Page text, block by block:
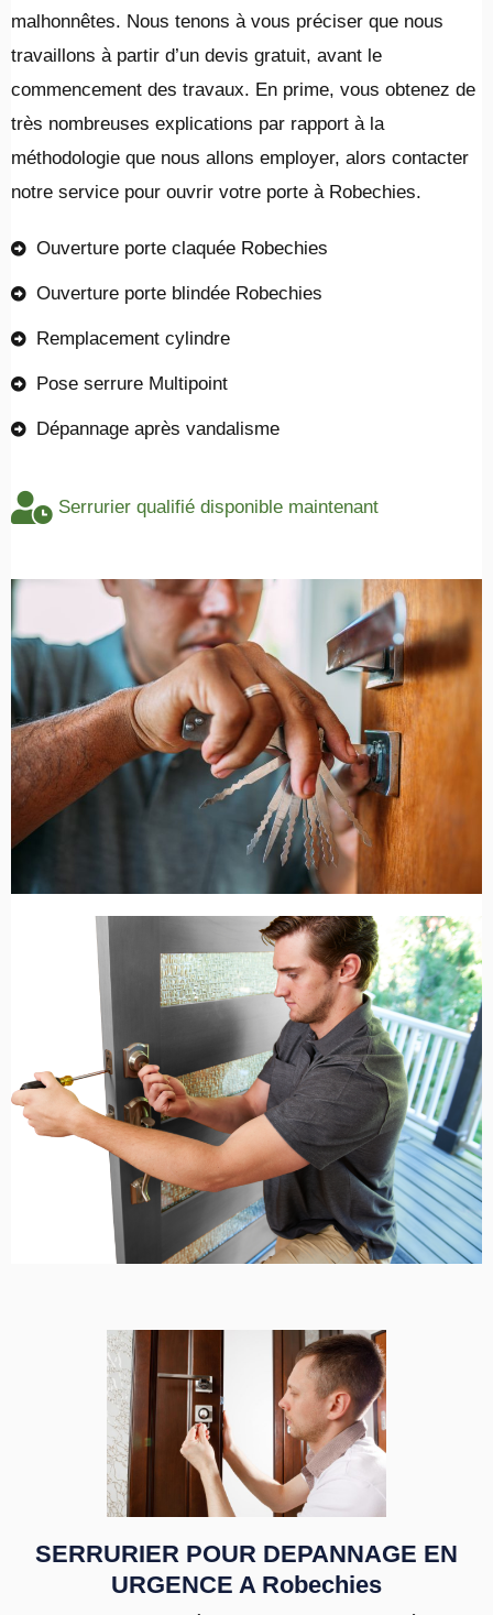
malhonnêtes. Nous tenons à vous préciser que nous
travaillons à partir d’un devis gratuit, avant le
commencement des travaux. En prime, vous obtenez de
très nombreuses explications par rapport à la
méthodologie que nous allons employer, alors contacter
notre service pour ouvrir votre porte à Robechies.
Ouverture porte claquée Robechies
Ouverture porte blindée Robechies
Remplacement cylindre
Pose serrure Multipoint
Dépannage après vandalisme
Serrurier qualifié disponible maintenant
SERRURIER POUR DEPANNAGE EN
URGENCE A Robechies